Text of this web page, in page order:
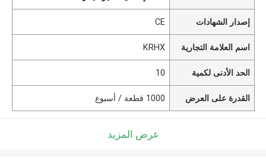
إصدار الشهادات CE
اسم العلامة التجارية KRHX
الحد الأدنى لكمية 10
القدرة على العرض 1000 قطعة / أسبوع
عرض المزيد